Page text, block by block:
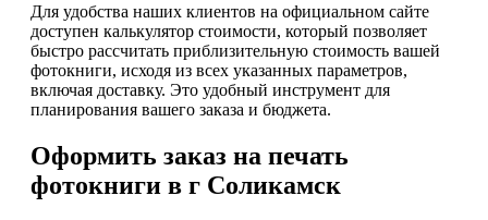
Для удобства наших клиентов на официальном сайте
доступен калькулятор стоимости, который позволяет
быстро рассчитать приблизительную стоимость вашей
фотокниги, исходя из всех указанных параметров,
включая доставку. Это удобный инструмент для
планирования вашего заказа и бюджета.
Оформить заказ на печать
фотокниги в г Соликамск